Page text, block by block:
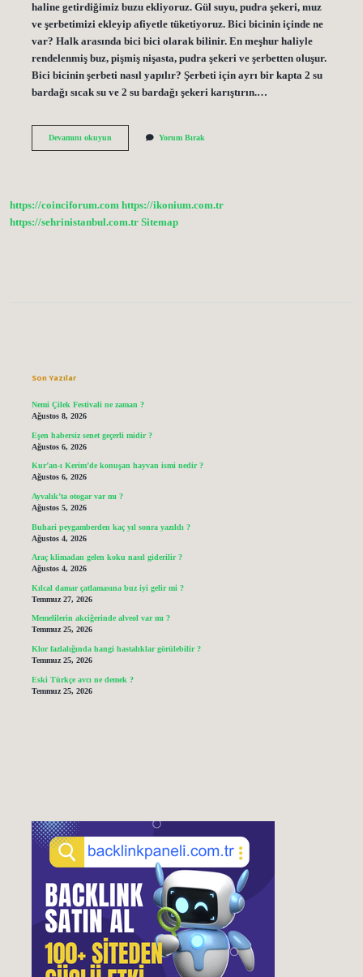
haline getirdiğimiz buzu ekliyoruz. Gül suyu, pudra şekeri, muz
ve şerbetimizi ekleyip afiyetle tüketiyoruz. Bici bicinin içinde ne
var? Halk arasında bici bici olarak bilinir. En meşhur haliyle
rendelenmiş buz, pişmiş nişasta, pudra şekeri ve şerbetten oluşur.
Bici bicinin şerbeti nasıl yapılır? Şerbeti için ayrı bir kapta 2 su
bardağı sıcak su ve 2 su bardağı şekeri karıştırın.…
Devamını okuyunBici
Yorum Bırak
https://coinciforum.com https://ikonium.com.tr
https://sehrinistanbul.com.tr Sitemap
Son Yazılar
Nemi Çilek Festivali ne zaman ?
Ağustos 8, 2026
Eşen habersiz senet geçerli midir ?
Ağustos 6, 2026
Kur’an-ı Kerim’de konuşan hayvan ismi nedir ?
Ağustos 6, 2026
Ayvalık’ta otogar var mı ?
Ağustos 5, 2026
Buhari peygamberden kaç yıl sonra yazıldı ?
Ağustos 4, 2026
Araç klimadan gelen koku nasıl giderilir ?
Ağustos 4, 2026
Kılcal damar çatlamasına buz iyi gelir mi ?
Temmuz 27, 2026
Memelilerin akciğerinde alveol var mı ?
Temmuz 25, 2026
Klor fazlalığında hangi hastalıklar görülebilir ?
Temmuz 25, 2026
Eski Türkçe avcı ne demek ?
Temmuz 25, 2026